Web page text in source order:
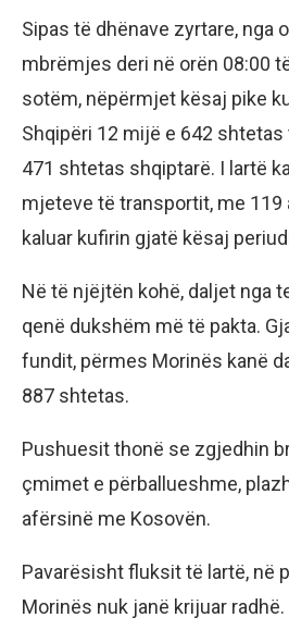
Sipas të dhënave zyrtare, nga
mbrëmjes deri në orën 08:00
sotëm, nëpërmjet kësaj pike
Shqipëri 12 mijë e 642
471 shtetas shqiptarë. I lartë
mjeteve të transportit, me 119
kaluar kufirin gjatë kësaj
Në të njëjtën kohë, daljet nga
qenë dukshëm më të pakta.
fundit, përmes Morinës kanë
887 shtetas.
Pushuesit thonë se zgjedhin
çmimet e përballueshme,
afërsinë me Kosovën.
Pavarësisht fluksit të lartë, në
Morinës nuk janë krijuar radhë.